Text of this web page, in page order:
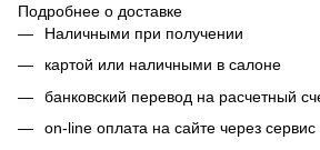
Подробнее о доставке
Наличными при получении
картой или наличными в салоне
банковский перевод на расчетный
on-line оплата на сайте через сервис